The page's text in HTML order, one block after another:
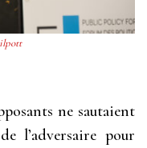
ne sautaient
l’adversaire pour